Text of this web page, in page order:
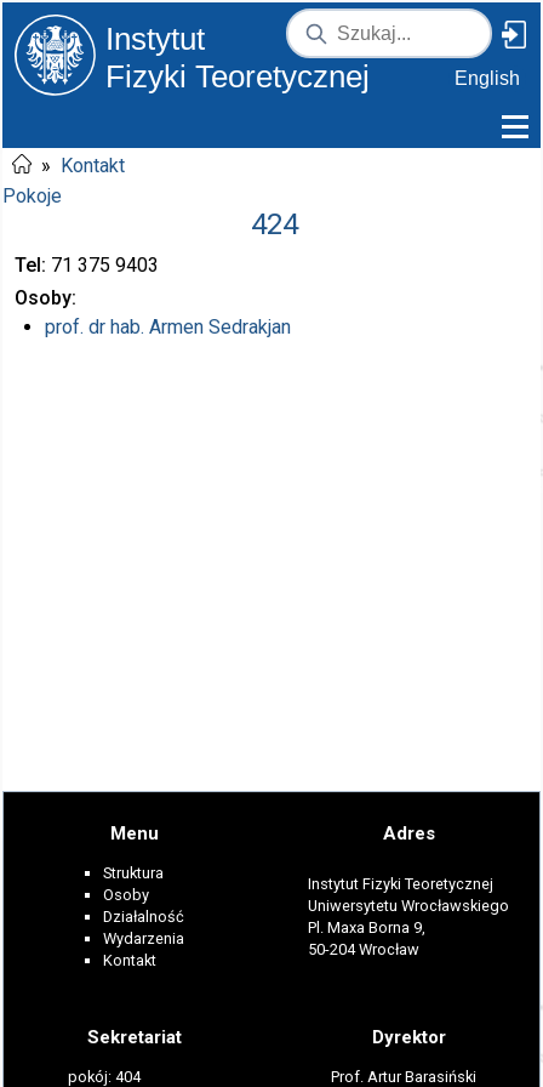
Instytut
Fizyki Teoretycznej
English
» Kontakt
Pokoje
424
Tel 71 375 9403
Osoby
prof. dr hab. Armen Sedrakjan
Menu
Struktura
Osoby
Działalność
Wydarzenia
Kontakt
Adres
Instytut Fizyki Teoretycznej
Uniwersytetu Wrocławskiego
Pl. Maxa Borna 9,
50-204 Wrocław
Sekretariat
pokój: 404
Dyrektor
Prof. Artur Barasiński